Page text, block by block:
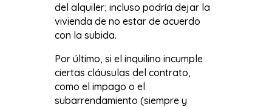
del alquiler; incluso podría dejar la
vivienda de no estar de acuerdo
con la subida.
Por último, si el inquilino incumple
ciertas cláusulas del contrato,
como el impago o el
subarrendamiento (siempre y